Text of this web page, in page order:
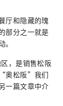
厅和隐藏的瑰
部分之一就是
，是销售松阪
奥松阪”我们
一篇文章中介